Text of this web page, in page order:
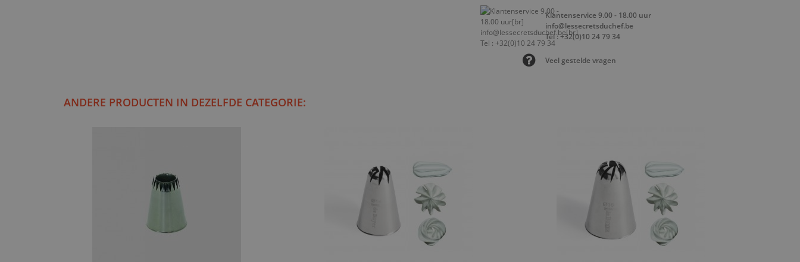
Klantenservice 9.00 - 18.00 uur
info@lessecretsduchef.be
Tel : +32(0)10 24 79 34
Veel gestelde vragen
ANDERE PRODUCTEN IN DEZELFDE CATEGORIE: